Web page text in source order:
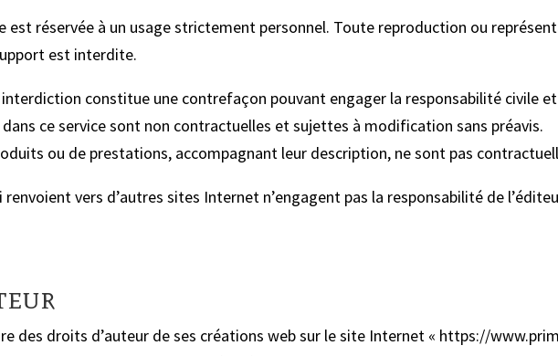
est réservée à un usage strictement personnel. Toute reproduction ou
est interdite.
constitue une contrefaçon pouvant engager la responsabilité civile
ce service sont non contractuelles et sujettes à modification sans préavis.
ou de prestations, accompagnant leur description, ne sont pas
vers d’autres sites Internet n’engagent pas la responsabilité de
des droits d’auteur de ses créations web sur le site Internet « https://